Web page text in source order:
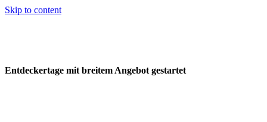
Skip to content
Entdeckertage mit breitem Angebot gestartet